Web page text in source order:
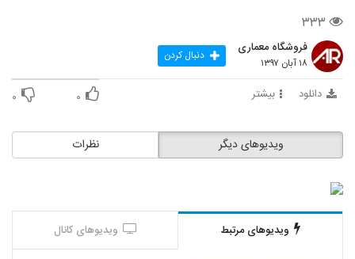
۳۳۳
فروشگاه معماری
۱۸ آبان ۱۳۹۷ دنبال کردن
دانلود بیشتر ۰ ۰
نظرات ویدیوهای دیگر
ویدیوهای مرتبط ویدیوهای کانال